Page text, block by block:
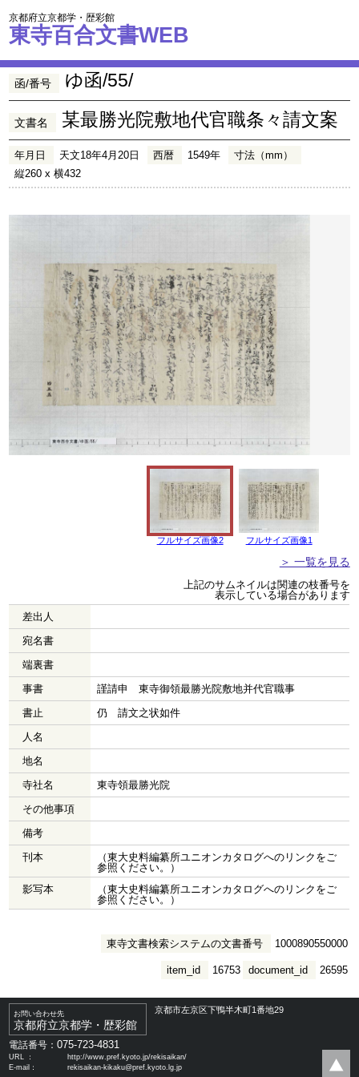
京都府立京都学・歴彩館
東寺百合文書WEB
函/番号 ゆ函/55/
文書名 某最勝光院敷地代官職条々請文案
年月日 天文18年4月20日 西暦 1549年
寸法（mm）
縦260 x 横432
フルサイズ画像2 フルサイズ画像1
＞ 一覧を見る
上記のサムネイルは関連の枝番号を
表示している場合があります
差出人
宛名書
端裏書
事書
謹請申 東寺御領最勝光院敷地并代官職事
書止
仍 請文之状如件
人名
地名
寺社名
東寺領最勝光院
その他事項
備考
刊本
（東大史料編纂所ユニオンカタログへのリンクをご
参照ください。）
影写本
（東大史料編纂所ユニオンカタログへのリンクをご
参照ください。）
東寺文書検索システムの文書番号 1000890550000
document_id 26595
item_id 16753
お問い合わせ先
京都府立京都学・歴彩館
京都市左京区下鴨半木町1番地29
電話番号：075-723-4831
URL ：
http://www.pref.kyoto.jp/rekisaikan/
E-mail：
rekisaikan-kikaku@pref.kyoto.lg.jp